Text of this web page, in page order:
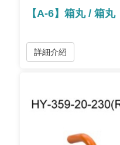
【A-6】箱丸 / 箱丸
詳細介紹